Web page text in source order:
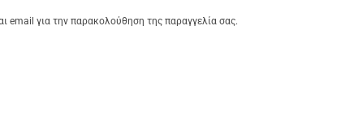
email για την παρακολούθηση της παραγγελία σας.